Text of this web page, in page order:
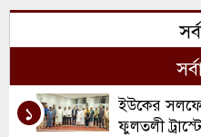
খাল খননে
টাকার
৭
কুলাউড়ায়
১
ইউকের
ফুলতলী